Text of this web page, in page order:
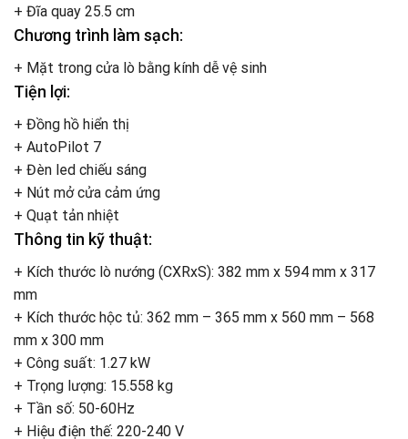
+ Đĩa quay 25.5 cm
Chương trình làm sạch:
+ Mặt trong cửa lò bằng kính dễ vệ sinh
Tiện lợi:
+ Đồng hồ hiển thị
+ AutoPilot 7
+ Đèn led chiếu sáng
+ Nút mở cửa cảm ứng
+ Quạt tản nhiệt
Thông tin kỹ thuật:
+ Kích thước lò nướng (CXRxS): 382 mm x 594 mm x 317
mm
+ Kích thước hộc tủ: 362 mm – 365 mm x 560 mm – 568
mm x 300 mm
+ Công suất: 1.27 kW
+ Trọng lượng: 15.558 kg
+ Tần số: 50-60Hz
+ Hiệu điện thế: 220-240 V